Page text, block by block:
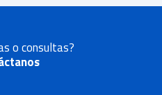
o consultas?